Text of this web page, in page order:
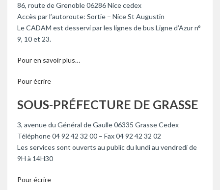
86, route de Grenoble 06286 Nice cedex
Accès par l’autoroute: Sortie – Nice St Augustin
Le CADAM est desservi par les lignes de bus Ligne d’Azur n°
9, 10 et 23.
Pour en savoir plus…
Pour écrire
SOUS-PRÉFECTURE DE GRASSE
3, avenue du Général de Gaulle 06335 Grasse Cedex
Téléphone 04 92 42 32 00 – Fax 04 92 42 32 02
Les services sont ouverts au public du lundi au vendredi de
9H à 14H30
Pour écrire